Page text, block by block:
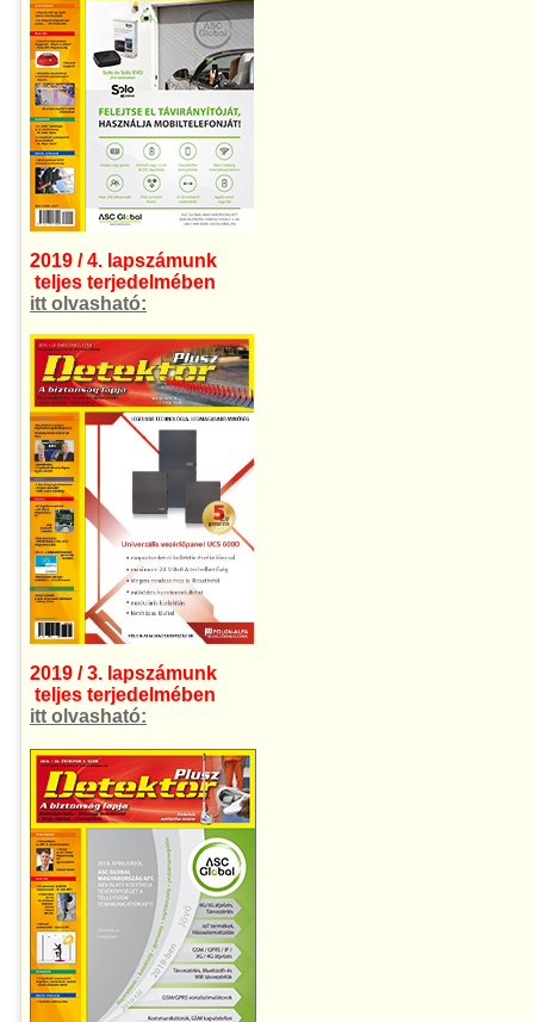
2019 / 4. lapszámunk
teljes terjedelmében
itt olvasható:
2019 / 3. lapszámunk
teljes terjedelmében
itt olvasható: